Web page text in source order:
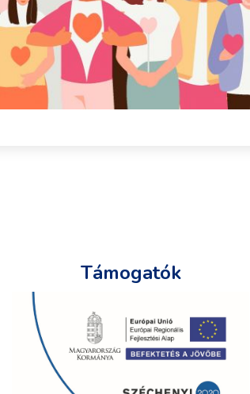
Támogatók